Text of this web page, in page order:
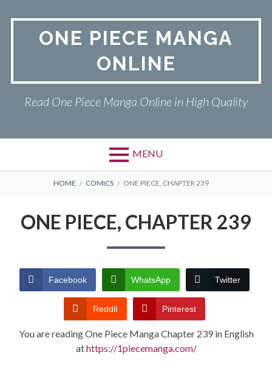
ONE PIECE MANGA
ONLINE
Read One Piece Manga Online in High Quality
MENU
Primary
ONE PIECE
TERMS AND
CONDITIONS
BREADCRUMBS
HOME COMICS ONE PIECE, CHAPTER 239
ONE PIECE, CHAPTER 239
Facebook WhatsApp Twitter
Reddit Pinterest
You are reading One Piece Manga Chapter 239 in English
athttps://1piecemanga.com/